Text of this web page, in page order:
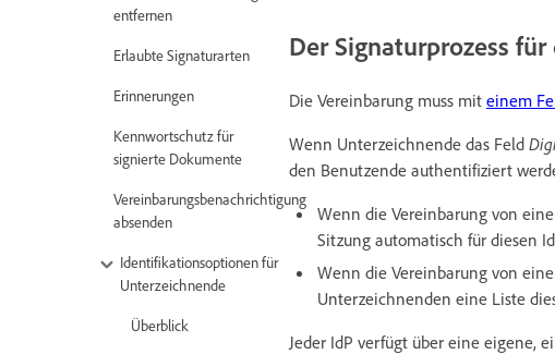
entfernen
Erlaubte Signaturarten
Erinnerungen
Kennwortschutz für
signierte Dokumente
Vereinbarungsbenachrichtigung
absenden
Identifikationsoptionen für
Unterzeichnende
Überblick
Der Signaturprozess
Die Vereinbarung muss mit einem
Wenn Unterzeichnende das Feld
den Benutzende authentifiziert
Wenn die Vereinbarung von
Sitzung automatisch für diesen
Wenn die Vereinbarung von
Unterzeichnenden eine Liste
Jeder IdP verfügt über eine eigene,